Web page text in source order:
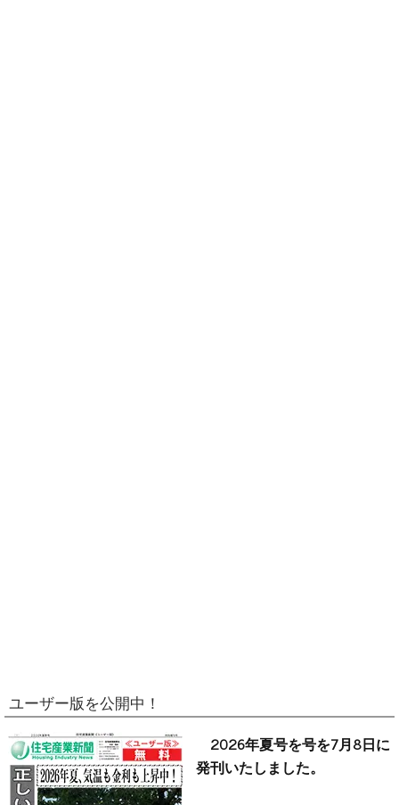
ユーザー版を公開中！
2026年夏号を号を7月8日に
発刊いたしました。